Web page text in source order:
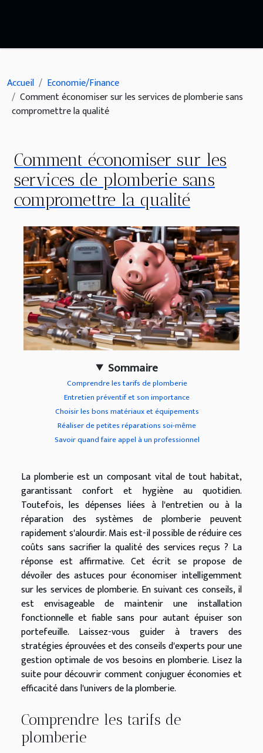
Accueil
Economie/Finance
Comment économiser sur les services de plomberie sans
compromettre la qualité
Comment économiser sur les
services de plomberie sans
compromettre la qualité
Sommaire
Comprendre les tarifs de plomberie
Entretien préventif et son importance
Choisir les bons matériaux et équipements
Réaliser de petites réparations soi-même
Savoir quand faire appel à un professionnel
La plomberie est un composant vital de tout habitat,
garantissant confort et hygiène au quotidien.
Toutefois, les dépenses liées à l'entretien ou à la
réparation des systèmes de plomberie peuvent
rapidement s'alourdir. Mais est-il possible de réduire ces
coûts sans sacrifier la qualité des services reçus ? La
réponse est affirmative. Cet écrit se propose de
dévoiler des astuces pour économiser intelligemment
sur les services de plomberie. En suivant ces conseils, il
est envisageable de maintenir une installation
fonctionnelle et fiable sans pour autant épuiser son
portefeuille. Laissez-vous guider à travers des
stratégies éprouvées et des conseils d'experts pour une
gestion optimale de vos besoins en plomberie. Lisez la
suite pour découvrir comment conjuguer économies et
efficacité dans l'univers de la plomberie.
Comprendre les tarifs de
plomberie